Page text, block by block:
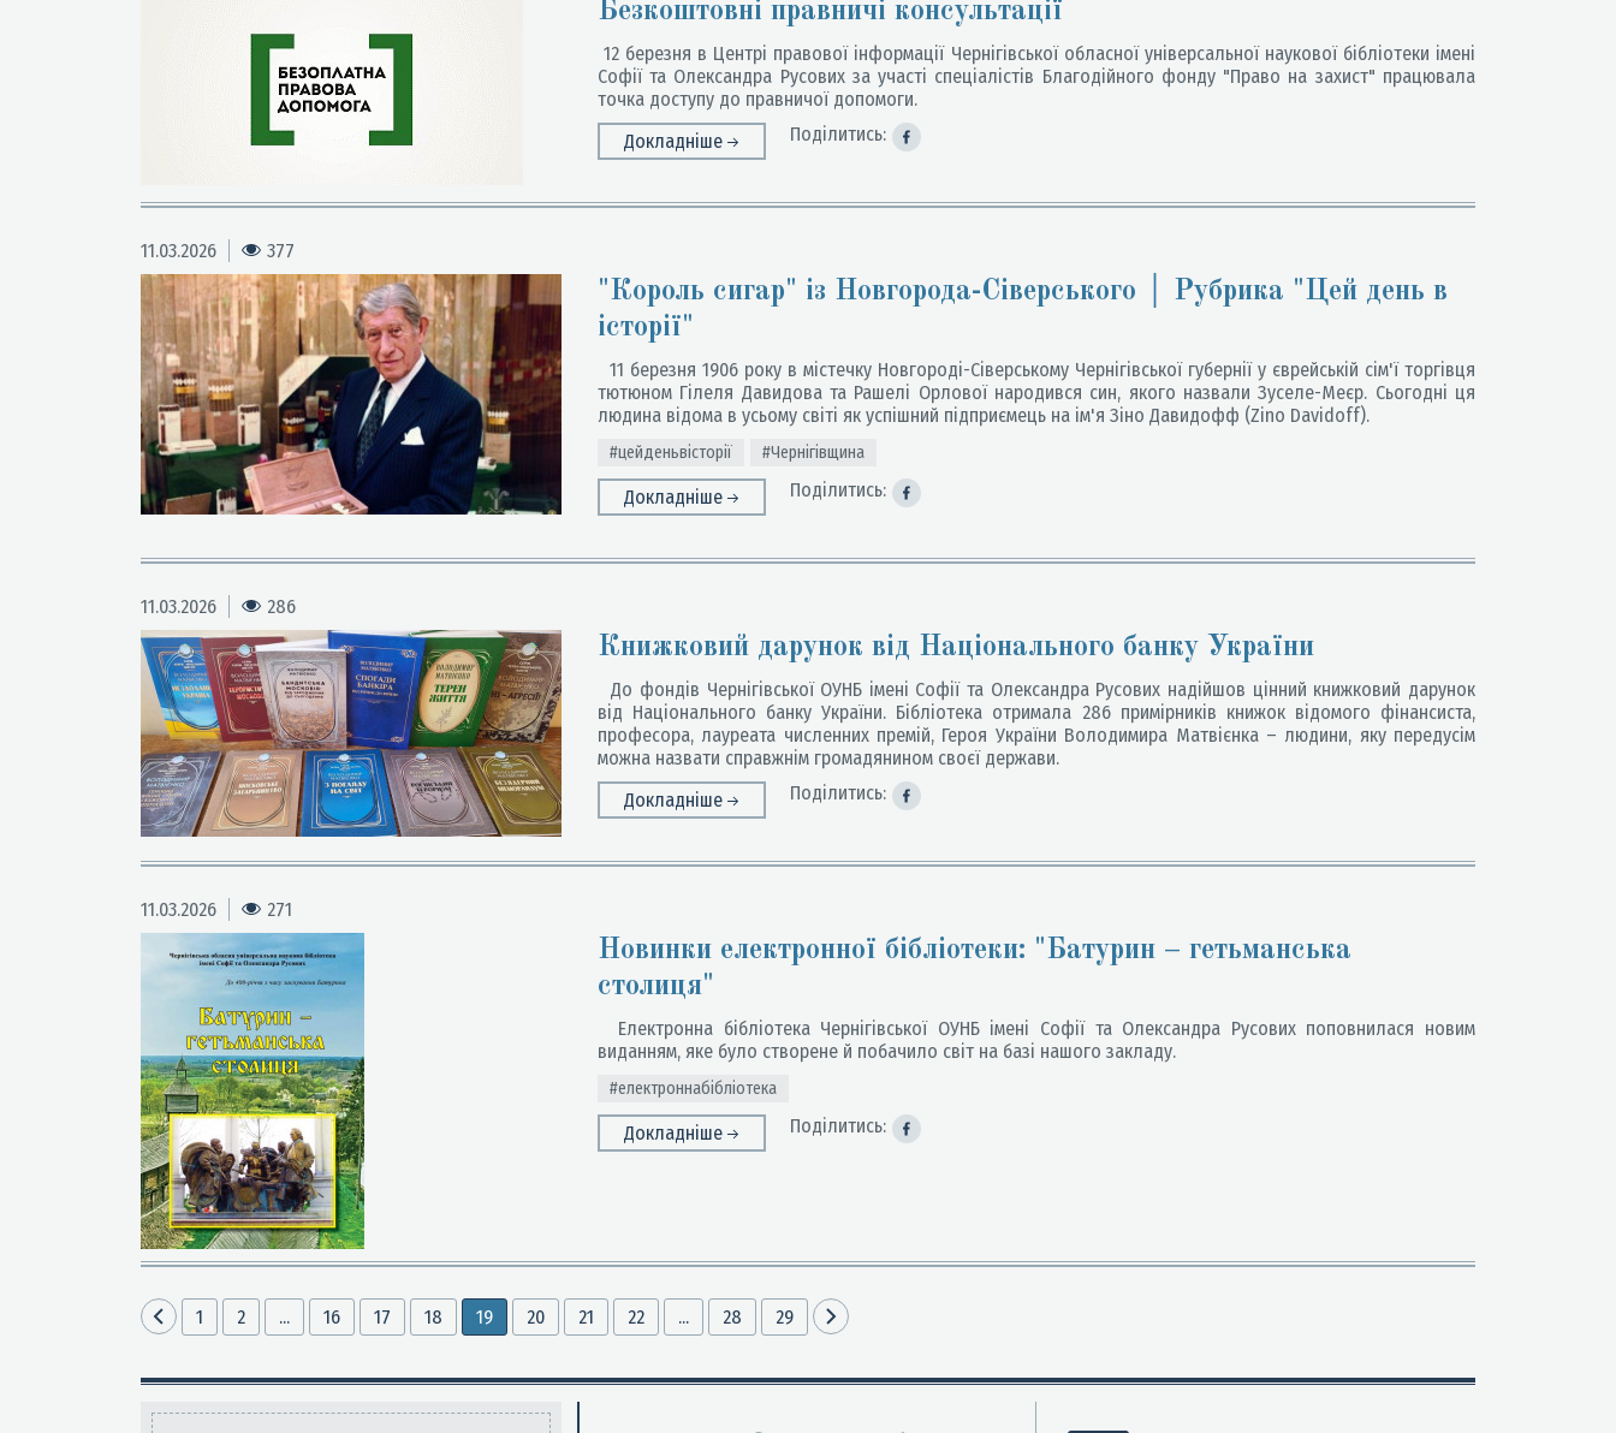
Безкоштовні правничі консультації
12 березня в Центрі правової інформації Чернігівської обласної універсальної наукової бібліотеки імені
Софії та Олександра Русових за участі спеціалістів Благодійного фонду "Право на захист" працювала
точка доступу до правничої допомоги.
Докладніше
Поділитись:
11.03.2026 377
"Король сигар" із Новгорода-Сіверського │ Рубрика "Цей день в
історії"
11 березня 1906 року в містечку Новгороді-Сіверському Чернігівської губернії у єврейській сім'ї торгівця
тютюном Гілеля Давидова та Рашелі Орлової народився син, якого назвали Зуселе-Меєр. Сьогодні ця
людина відома в усьому світі як успішний підприємець на ім'я Зіно Давидофф (Zino Davidoff).
#цейденьвісторії #Чернігівщина
Докладніше Поділитись:
11.03.2026 286
Книжковий дарунок від Національного банку України
До фондів Чернігівської ОУНБ імені Софії та Олександра Русових надійшов цінний книжковий дарунок
від Національного банку України. Бібліотека отримала 286 примірників книжок відомого фінансиста,
професора, лауреата численних премій, Героя України Володимира Матвієнка – людини, яку передусім
можна назвати справжнім громадянином своєї держави.
Докладніше
Поділитись:
11.03.2026 271
Новинки електронної бібліотеки: "Батурин – гетьманська
столиця"
Електронна бібліотека Чернігівської ОУНБ імені Софії та Олександра Русових поповнилася новим
виданням, яке було створене й побачило світ на базі нашого закладу.
#електроннабібліотека
Докладніше Поділитись:
1 2 ... 16 17 18 19 20 21 22 ... 28 29